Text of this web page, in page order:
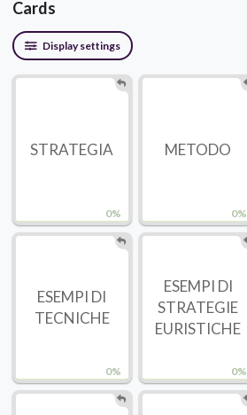
Cards
Display settings
0%
STRATEGIA
0%
METODO
0%
ESEMPI DI
TECNICHE
0%
ESEMPI DI
STRATEGIE
EURISTICHE